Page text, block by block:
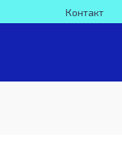
Контакт